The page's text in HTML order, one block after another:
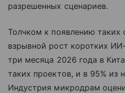
разрешенных сценариев.
Толчком к появлению таких
взрывной рост коротких
три месяца 2026 года в
таких проектов, и в 95% из
Индустрия микродрам